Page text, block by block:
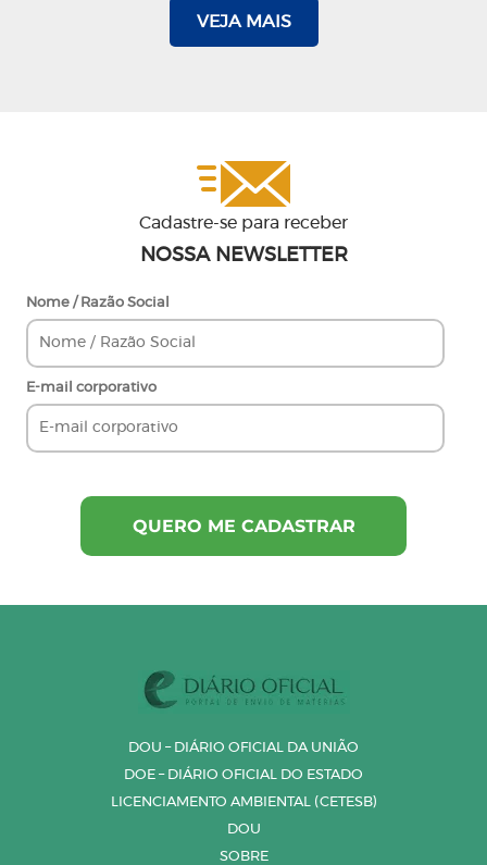
VEJA MAIS
Cadastre-se para receber
NOSSA NEWSLETTER
Nome / Razão Social
E-mail corporativo
DOU – DIÁRIO OFICIAL DA UNIÃO
DOE – DIÁRIO OFICIAL DO ESTADO
LICENCIAMENTO AMBIENTAL (CETESB)
DOU
SOBRE